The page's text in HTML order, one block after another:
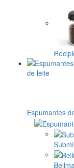
Espumantes